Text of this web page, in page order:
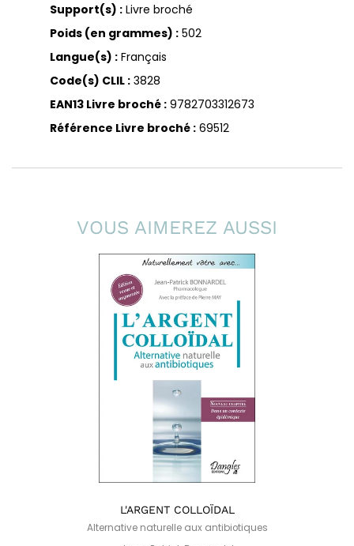
Support(s) :Livre broché
Poids (en grammes) :502
Langue(s) :Français
Code(s) CLIL :3828
EAN13 Livre broché :9782703312673
Référence Livre broché :69512
VOUS AIMEREZ AUSSI
L'ARGENT COLLOÏDAL
Alternative naturelle aux antibiotiques